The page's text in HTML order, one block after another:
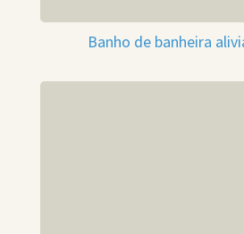
Banho de banheira